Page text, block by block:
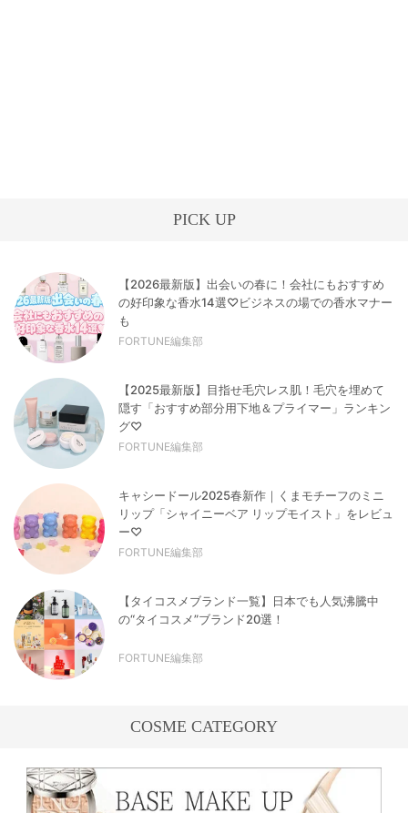
PICK UP
【2026最新版】出会いの春に！会社にもおすすめ
の好印象な香水14選♡ビジネスの場での香水マナー
も
FORTUNE編集部
【2025最新版】目指せ毛穴レス肌！毛穴を埋めて
隠す「おすすめ部分用下地＆プライマー」ランキン
グ♡
FORTUNE編集部
キャシードール2025春新作｜くまモチーフのミニ
リップ「シャイニーベア リップモイスト」をレビュ
ー♡
FORTUNE編集部
【タイコスメブランド一覧】日本でも人気沸騰中
の“タイコスメ”ブランド20選！
FORTUNE編集部
COSME CATEGORY